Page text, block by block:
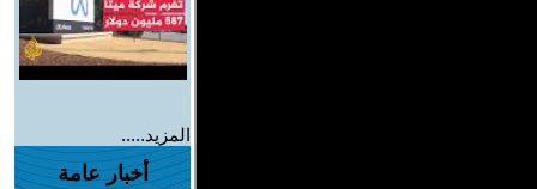
المزيد.....
أخبار عامة